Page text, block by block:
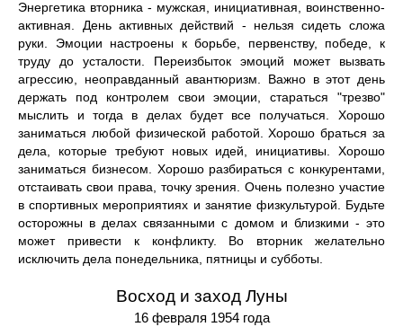
Энергетика вторника - мужская, инициативная, воинственно-
активная. День активных действий - нельзя сидеть сложа
руки. Эмоции настроены к борьбе, первенству, победе, к
труду до усталости. Переизбыток эмоций может вызвать
агрессию, неоправданный авантюризм. Важно в этот день
держать под контролем свои эмоции, стараться "трезво"
мыслить и тогда в делах будет все получаться. Хорошо
заниматься любой физической работой. Хорошо браться за
дела, которые требуют новых идей, инициативы. Хорошо
заниматься бизнесом. Хорошо разбираться с конкурентами,
отстаивать свои права, точку зрения. Очень полезно участие
в спортивных мероприятиях и занятие физкультурой. Будьте
осторожны в делах связанными с домом и близкими - это
может привести к конфликту. Во вторник желательно
исключить дела понедельника, пятницы и субботы.
Восход и заход Луны
16 февраля 1954 года